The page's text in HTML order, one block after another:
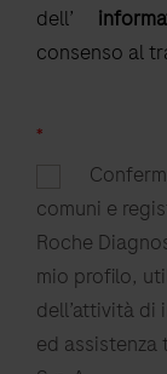
dell’
consenso al
*
comuni e
Roche
mio profilo,
dell’attività di
ed